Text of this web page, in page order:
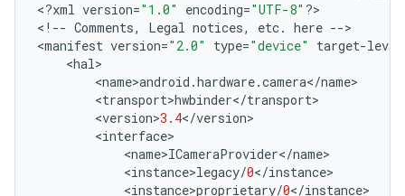
<?xml version="1.0" encoding="UTF-8" ?>
< !-- Comments, Legal notices, etc. here -->
<manifest version="2.0" type="device" target-level
<hal>
<name>android .hardware.camera</name>
<transport>hwbinder</transport>
<version>3.4</version>
<interface>
<name>ICameraProvider</name>
<instance>legacy/0</instance>
<instance>proprietary/0</instance>